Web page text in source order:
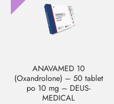
ANAVAMED 10
(Oxandrolone) – 50 tablet
po 10 mg – DEUS-
MEDICAL